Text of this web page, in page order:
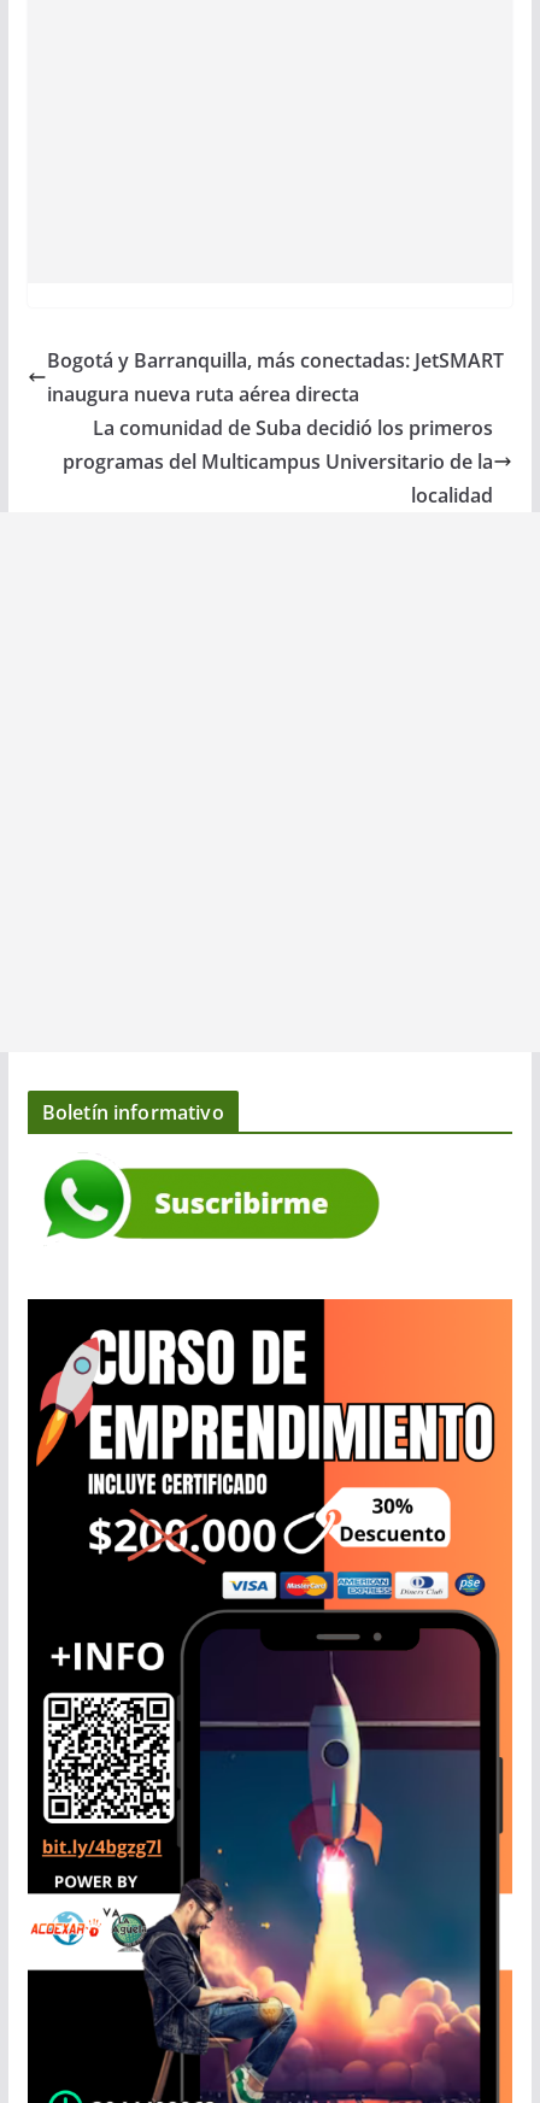
Bogotá y Barranquilla, más conectadas: JetSMART
inaugura nueva ruta aérea directa
La comunidad de Suba decidió los primeros
programas del Multicampus Universitario de la
localidad
Boletín informativo